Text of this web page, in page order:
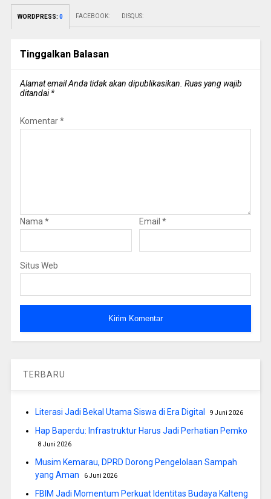
WORDPRESS: 0 FACEBOOK: DISQUS:
Tinggalkan Balasan
Alamat email Anda tidak akan dipublikasikan. Ruas yang wajib
ditandai*
Komentar*
Nama * Email *
Situs Web
TERBARU
Literasi Jadi Bekal Utama Siswa di Era Digital 9 Juni 2026
Hap Baperdu: Infrastruktur Harus Jadi Perhatian Pemko
8 Juni 2026
Musim Kemarau, DPRD Dorong Pengelolaan Sampah
yang Aman
6 Juni 2026
FBIM Jadi Momentum Perkuat Identitas Budaya Kalteng